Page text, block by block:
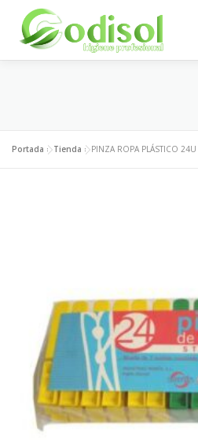
contenido
ÁREA CLIENTES CONTACTO
Portada »Tienda »PINZA ROPA PLÁSTICO 24U